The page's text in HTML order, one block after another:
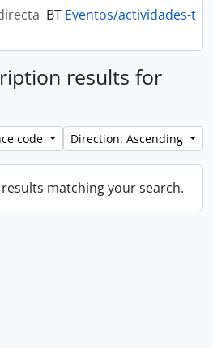
BT Eventos/actividades-t
results for
code Direction: Ascending
matching your search.